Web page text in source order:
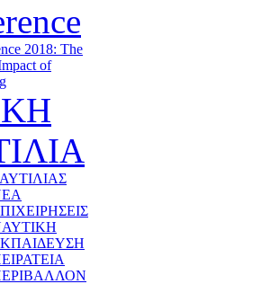
2018: The
of